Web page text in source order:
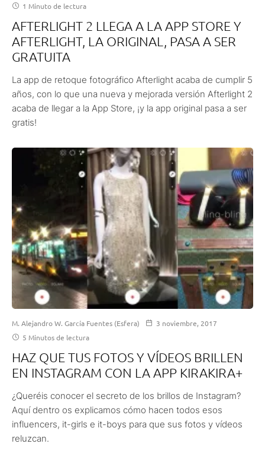
1 Minuto de lectura
AFTERLIGHT 2 LLEGA A LA APP STORE Y
AFTERLIGHT, LA ORIGINAL, PASA A SER
GRATUITA
La app de retoque fotográfico Afterlight acaba de cumplir 5
años, con lo que una nueva y mejorada versión Afterlight 2
acaba de llegar a la App Store, ¡y la app original pasa a ser
gratis!
M. Alejandro W. García Fuentes (Esfera)
3 noviembre, 2017
5 Minutos de lectura
HAZ QUE TUS FOTOS Y VÍDEOS BRILLEN
EN INSTAGRAM CON LA APP KIRAKIRA+
¿Queréis conocer el secreto de los brillos de Instagram?
Aquí dentro os explicamos cómo hacen todos esos
influencers, it-girls e it-boys para que sus fotos y vídeos
reluzcan.